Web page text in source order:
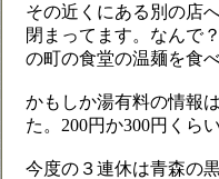
その近くにある別の店
閉まってます。なんで
の町の食堂の温麺を食
かもしか湯有料の情報
た。200円か300円くら
今度の３連休は青森の